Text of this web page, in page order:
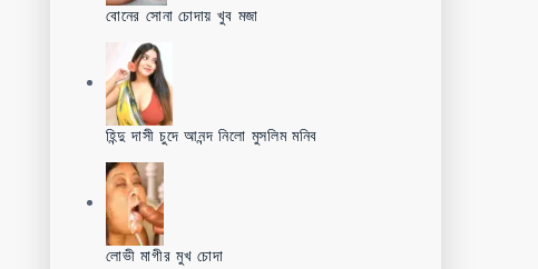
বোনের সোনা চোদায় খুব মজা
হিন্দু দাসী চুদে আনন্দ নিলো মুসলিম মনিব
লোভী মাগীর মুখ চোদা